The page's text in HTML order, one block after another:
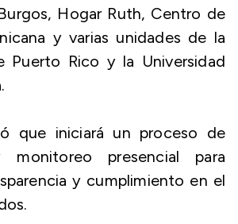
Hogar Ruth, Centro de
y varias unidades de la
Puerto Rico y la Universidad
que iniciará un proceso de
monitoreo presencial para
y cumplimiento en el